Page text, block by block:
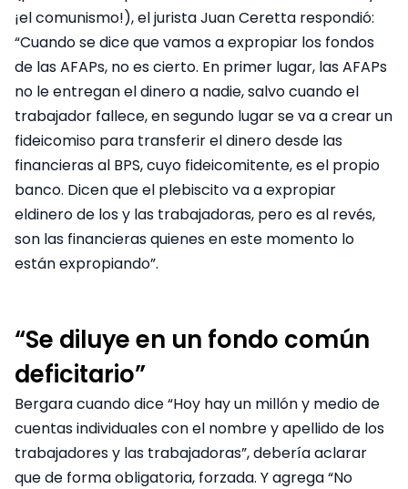
¡el comunismo!), el jurista Juan Ceretta respondió:
“Cuando se dice que vamos a expropiar los fondos
de las AFAPs, no es cierto. En primer lugar, las AFAPs
no le entregan el dinero a nadie, salvo cuando el
trabajador fallece, en segundo lugar se va a crear un
fideicomiso para transferir el dinero desde las
financieras al BPS, cuyo fideicomitente, es el propio
banco. Dicen que el plebiscito va a expropiar
eldinero de los y las trabajadoras, pero es al revés,
son las financieras quienes en este momento lo
están expropiando”.
“Se diluye en un fondo común
deficitario”
Bergara cuando dice “Hoy hay un millón y medio de
cuentas individuales con el nombre y apellido de los
trabajadores y las trabajadoras”, debería aclarar
que de forma obligatoria, forzada. Y agrega “No